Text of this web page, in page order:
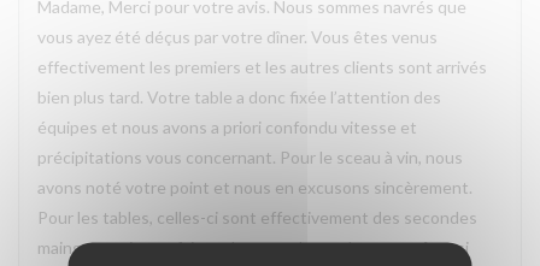
Madame, Merci pour votre avis. Nous sommes navrés que
vous ayez été déçus par votre dîner. Vous êtes venus
effectivement les premiers et les autres clients sont arrivés
bien plus tard. Votre table a donc fixée l’attention des
équipes et nous avons a priori confondu vitesse et
précipitations vous concernant. Pour le sceau à vin, nous
avons noté votre point et nous en excusons sincèrement.
Pour les tables, celles-ci sont effectivement des secondes
mains, ce qui peut faire selon nous leurs charmes même si